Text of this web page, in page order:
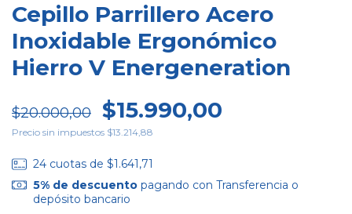
Cepillo Parrillero Acero
Inoxidable Ergonómico
Hierro V Energeneration
$20.000,00 $15.990,00
Precio sin impuestos $13.214,88
24 cuotas de $1.641,71
5% de descuentopagando con Transferencia o
depósito bancario